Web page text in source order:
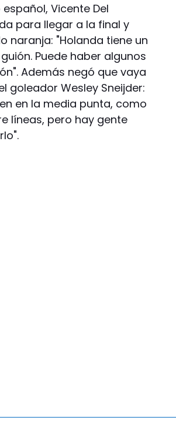
Vicente Del
para llegar a la final y
naranja: "Holanda tiene un
Puede haber algunos
Además negó que vaya
goleador Wesley Sneijder:
en la media punta, como
líneas, pero hay gente